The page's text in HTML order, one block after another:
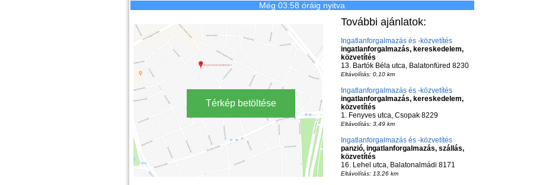
Még 03:58 óráig nyitva
Térkép betöltése
További ajánlatok:
Ingatlanforgalmazás és -közvetítés
ingatlanforgalmazás, kereskedelem,
közvetítés
13. Bartók Béla utca, Balatonfüred 8230
Eltávolítás: 0,10 km
Ingatlanforgalmazás és -közvetítés
ingatlanforgalmazás, kereskedelem,
közvetítés
1. Fenyves utca, Csopak 8229
Eltávolítás: 3,49 km
Ingatlanforgalmazás és -közvetítés
panzió, ingatlanforgalmazás, szállás,
közvetítés
16. Lehel utca, Balatonalmádi 8171
Eltávolítás: 13,26 km